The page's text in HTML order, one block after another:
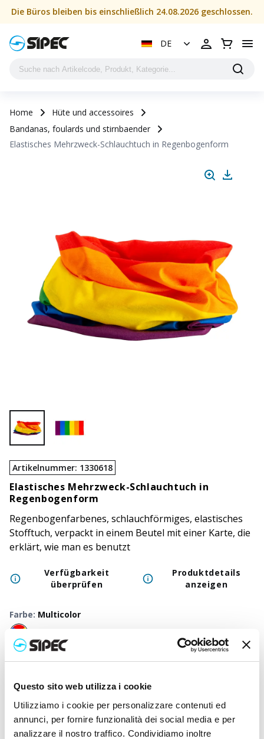
Questo sito web utilizza i cookie
Utilizziamo i cookie per personalizzare contenuti ed
annunci, per fornire funzionalità dei social media e per
analizzare il nostro traffico. Condividiamo inoltre
Die Büros bleiben bis einschließlich 24.08.2026 geschlossen.
DE
Home
Hüte und accessoires
Bandanas, foulards und stirnbaender
Elastisches Mehrzweck-Schlauchtuch in Regenbogenform
Artikelnummer: 1330618
Elastisches Mehrzweck-Schlauchtuch in
Regenbogenform
Regenbogenfarbenes, schlauchförmiges, elastisches
Stofftuch, verpackt in einem Beutel mit einer Karte, die
erklärt, wie man es benutzt
Verfügbarkeit
überprüfen
Produktdetails
anzeigen
Farbe: Multicolor
50+ 100+ 250+ 500+ 1000+
Druckpreis
3,130€ 3,072€ 3,015